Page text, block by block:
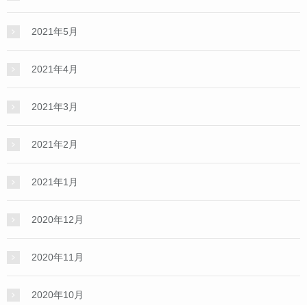
2021年5月
2021年4月
2021年3月
2021年2月
2021年1月
2020年12月
2020年11月
2020年10月